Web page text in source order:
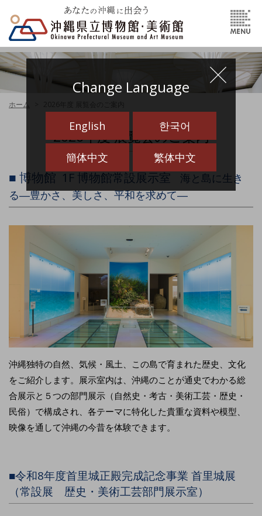
Change Language
English 한국어
簡体中文 繁体中文
ホーム
2026年度 展覧会のご案内
■ 博物館1F 博物館常設展示室
海と島に生き
る―豊かさ、美しさ、平和を求めて―
沖縄独特の自然、気候・風土、この島で育まれた歴史、文化
をご紹介します。展示室内は、沖縄のことが通史でわかる総
合展示と５つの部門展示（自然史・考古・美術工芸・歴史・
民俗）で構成され、各テーマに特化した貴重な資料や模型、
映像を通して沖縄の今昔を体験できます。
■令和8年度首里城正殿完成記念事業 首里城展
（常設展 歴史・美術工芸部門展示室）